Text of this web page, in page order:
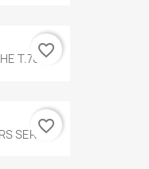
T.785favorite_border
SERIE...
favorite_border